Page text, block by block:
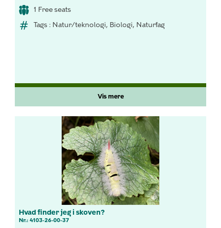
1 Free seats
Tags : Natur/teknologi, Biologi, Naturfag
Vis mere
Hvad finder jeg i skoven?
Nr.: 4103-26-00-37